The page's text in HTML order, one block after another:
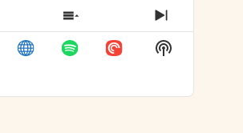
của việc cho startup vay vốn
đang trở thành “phòng thí nghiệm”
cánh hữu mới
SHOW
EPISODES
LIST
NEXT
EPISODE
Show
Podcast